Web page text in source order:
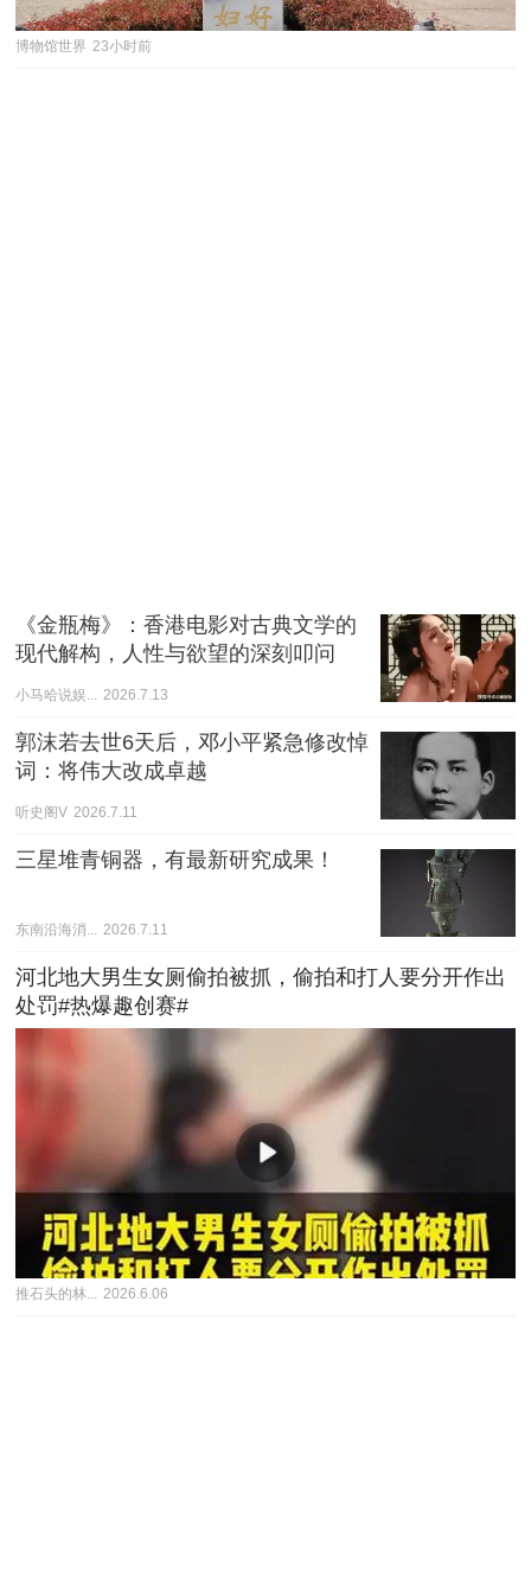
博物馆世界 23小时前
《金瓶梅》：香港电影对古典文学的
现代解构，人性与欲望的深刻叩问
小马哈说娱... 2026.7.13
郭沫若去世6天后，邓小平紧急修改悼
词：将伟大改成卓越
听史阁V 2026.7.11
三星堆青铜器，有最新研究成果！
东南沿海消... 2026.7.11
河北地大男生女厕偷拍被抓，偷拍和打人要分开作出
处罚#热爆趣创赛#
推石头的林... 2026.6.06